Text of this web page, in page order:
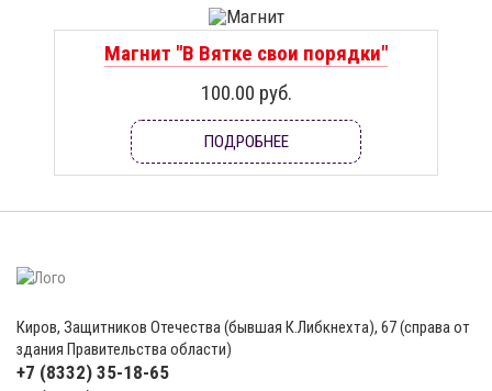
Магнит "В Вятке свои порядки"
100.00 руб.
ПОДРОБНЕЕ
Киров, Защитников Отечества (бывшая К.Либкнехта), 67 (справа от
здания Правительства области)
+7 (8332) 35-18-65